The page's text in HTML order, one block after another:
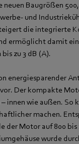
Baugrößen
und
die integrierte
ermöglicht damit
zu 3 dB (A).
energiesparender
Der kompakte
innen wie außen. So
machen.
Motor auf 800 bis
wurde